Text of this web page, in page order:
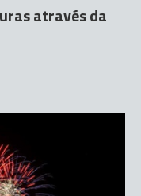
através da